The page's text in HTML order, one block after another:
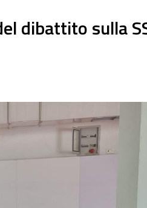
dibattito sulla